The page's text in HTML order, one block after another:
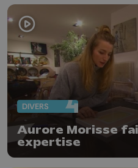
DIVERS
Aurore Morisse
expertise